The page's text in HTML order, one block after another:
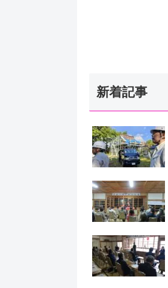
新着記事